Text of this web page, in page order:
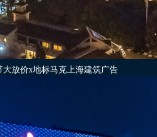
大放价x地标马克上海建筑广告